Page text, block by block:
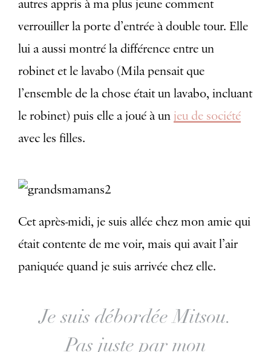
autres appris à ma plus jeune comment
verrouiller la porte d’entrée à double tour. Elle
lui a aussi montré la différence entre un
robinet et le lavabo (Mila pensait que
l’ensemble de la chose était un lavabo, incluant
le robinet) puis elle a joué à un jeu de société
avec les filles.
Cet après-midi, je suis allée chez mon amie qui
était contente de me voir, mais qui avait l’air
paniquée quand je suis arrivée chez elle.
Je suis débordée Mitsou.
Pas juste par mon